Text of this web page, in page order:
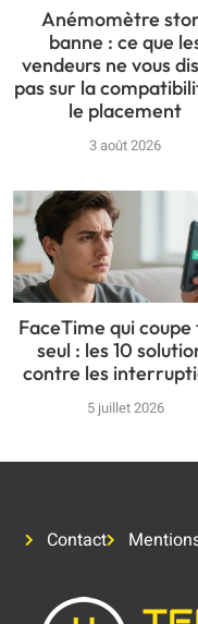
Anémomètre
banne : ce que
vendeurs ne vous
pas sur la
le placement
3 août 2026
FaceTime qui
seul : les 10
contre les
5 juillet 2026
Contact